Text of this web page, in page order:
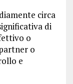
circa
di
o
o
e